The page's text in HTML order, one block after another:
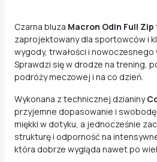
Czarna bluza Macron Odin Full Zip
zaprojektowany dla sportowców i
wygody, trwałości i nowoczesnego
Sprawdzi się w drodze na trening,
podróży meczowej i na co dzień.
Wykonana z technicznej dzianiny
przyjemne dopasowanie i
miękki w dotyku, a jednocześnie
strukturę i odporność na
która dobrze wygląda nawet po